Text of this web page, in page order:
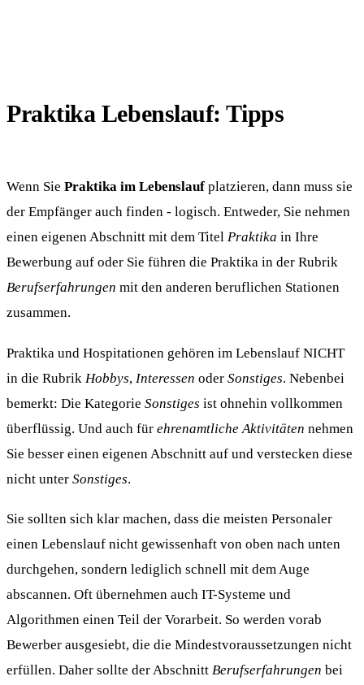
Praktika Lebenslauf: Tipps
Wenn Sie Praktika im Lebenslauf platzieren, dann muss sie
der Empfänger auch finden - logisch. Entweder, Sie nehmen
einen eigenen Abschnitt mit dem Titel Praktika in Ihre
Bewerbung auf oder Sie führen die Praktika in der Rubrik
Berufserfahrungen mit den anderen beruflichen Stationen
zusammen.
Praktika und Hospitationen gehören im Lebenslauf NICHT
in die Rubrik Hobbys, Interessen oder Sonstiges. Nebenbei
bemerkt: Die Kategorie Sonstiges ist ohnehin vollkommen
überflüssig. Und auch für ehrenamtliche Aktivitäten nehmen
Sie besser einen eigenen Abschnitt auf und verstecken diese
nicht unter Sonstiges.
Sie sollten sich klar machen, dass die meisten Personaler
einen Lebenslauf nicht gewissenhaft von oben nach unten
durchgehen, sondern lediglich schnell mit dem Auge
abscannen. Oft übernehmen auch IT-Systeme und
Algorithmen einen Teil der Vorarbeit. So werden vorab
Bewerber ausgesiebt, die die Mindestvoraussetzungen nicht
erfüllen. Daher sollte der Abschnitt Berufserfahrungen bei